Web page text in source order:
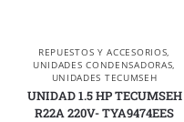
REPUESTOS Y ACCESORIOS,
UNIDADES CONDENSADORAS,
UNIDADES TECUMSEH
UNIDAD 1.5 HP TECUMSEH
R22A 220V- TYA9474EES